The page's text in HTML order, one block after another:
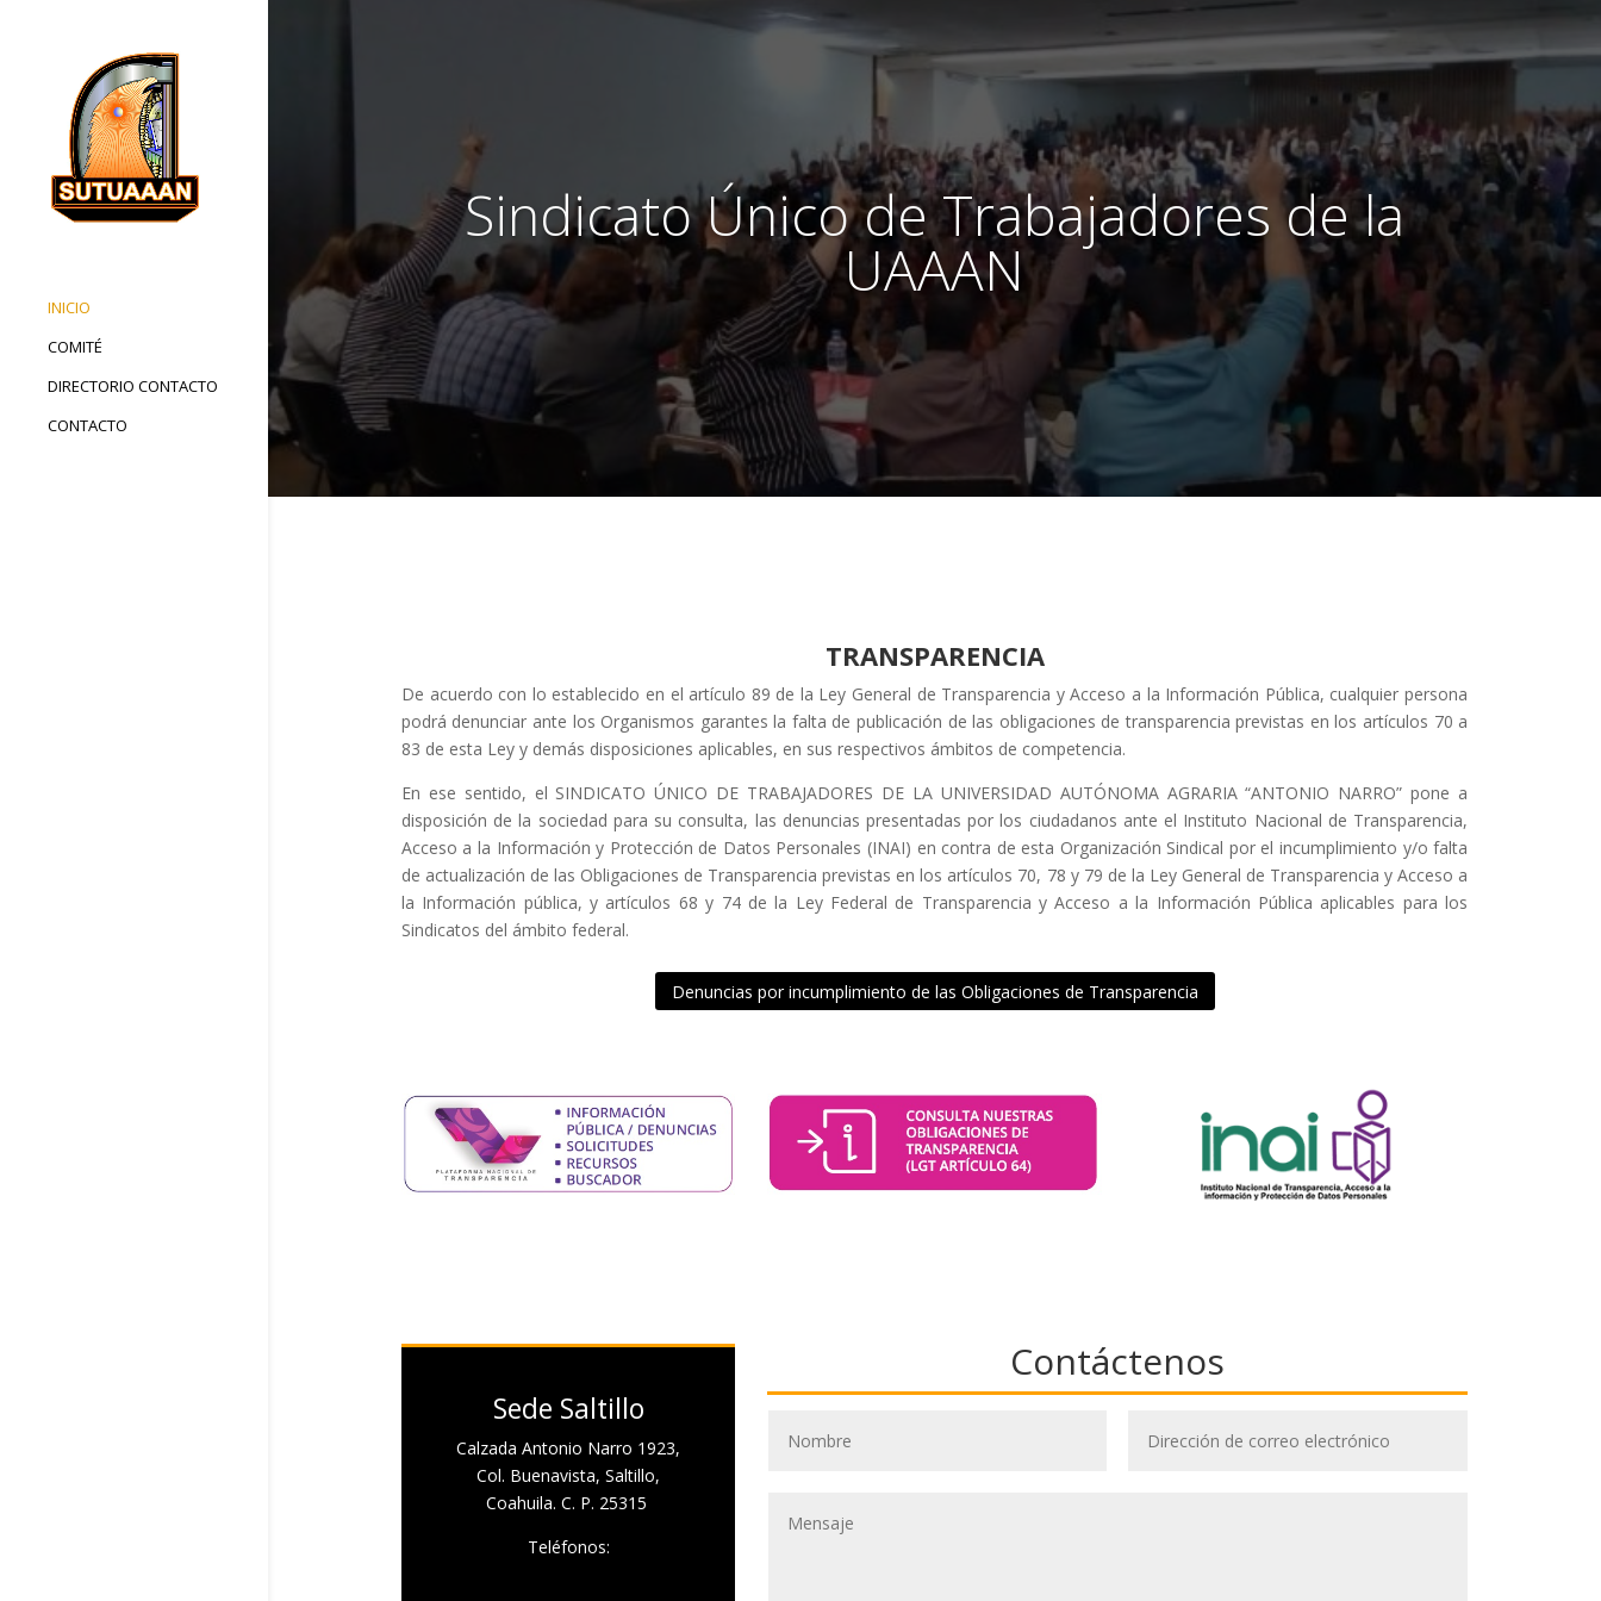
INICIO
COMITÉ
DIRECTORIO CONTACTO
CONTACTO
Sindicato Único de Trabajadores de la
UAAAN
TRANSPARENCIA
De acuerdo con lo establecido en el artículo 89 de la Ley General de Transparencia y Acceso a la Información Pública, cualquier persona
podrá denunciar ante los Organismos garantes la falta de publicación de las obligaciones de transparencia previstas en los artículos 70 a
83 de esta Ley y demás disposiciones aplicables, en sus respectivos ámbitos de competencia.
En ese sentido, el SINDICATO ÚNICO DE TRABAJADORES DE LA UNIVERSIDAD AUTÓNOMA AGRARIA “ANTONIO NARRO” pone a
disposición de la sociedad para su consulta, las denuncias presentadas por los ciudadanos ante el Instituto Nacional de Transparencia,
Acceso a la Información y Protección de Datos Personales (INAI) en contra de esta Organización Sindical por el incumplimiento y/o falta
de actualización de las Obligaciones de Transparencia previstas en los artículos 70, 78 y 79 de la Ley General de Transparencia y Acceso a
la Información pública, y artículos 68 y 74 de la Ley Federal de Transparencia y Acceso a la Información Pública aplicables para los
Sindicatos del ámbito federal.
Denuncias por incumplimiento de las Obligaciones de Transparencia
Sede Saltillo
Calzada Antonio Narro 1923,
Col. Buenavista, Saltillo,
Coahuila. C. P. 25315
Teléfonos:
Contáctenos